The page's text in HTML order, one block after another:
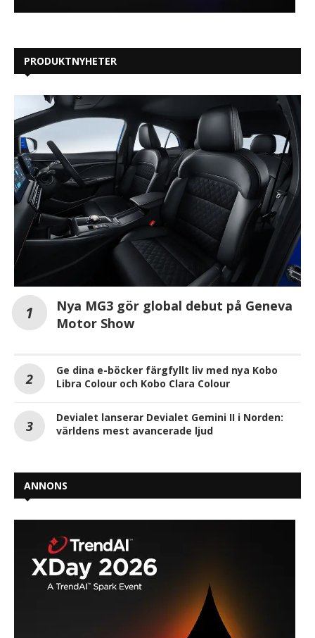
PRODUKTNYHETER
Nya MG3 gör global debut på Geneva
Motor Show
Ge dina e-böcker färgfyllt liv med nya Kobo
Libra Colour och Kobo Clara Colour
Devialet lanserar Devialet Gemini II i Norden:
världens mest avancerade ljud
ANNONS